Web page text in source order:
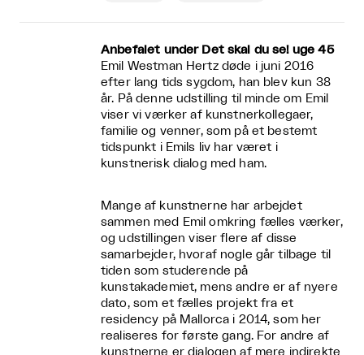
Anbefalet under Det skal du se! uge 45
Emil Westman Hertz døde i juni 2016
efter lang tids sygdom, han blev kun 38
år. På denne udstilling til minde om Emil
viser vi værker af kunstnerkollegaer,
familie og venner, som på et bestemt
tidspunkt i Emils liv har været i
kunstnerisk dialog med ham.
Mange af kunstnerne har arbejdet
sammen med Emil omkring fælles værker,
og udstillingen viser flere af disse
samarbejder, hvoraf nogle går tilbage til
tiden som studerende på
kunstakademiet, mens andre er af nyere
dato, som et fælles projekt fra et
residency på Mallorca i 2014, som her
realiseres for første gang. For andre af
kunstnerne er dialogen af mere indirekte